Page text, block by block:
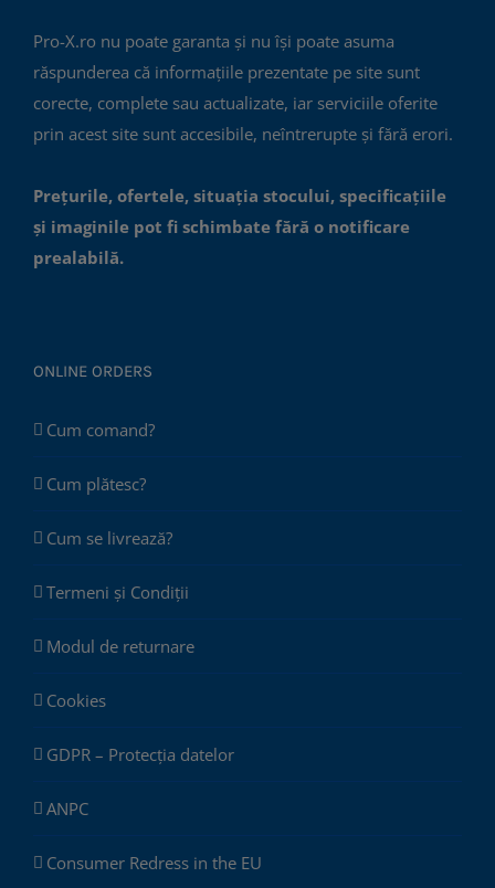
Pro-X.ro nu poate garanta și nu își poate asuma
răspunderea că informațiile prezentate pe site sunt
corecte, complete sau actualizate, iar serviciile oferite
prin acest site sunt accesibile, neîntrerupte și fără erori.
Prețurile, ofertele, situația stocului, specificațiile
și imaginile pot fi schimbate fără o notificare
prealabilă.
ONLINE ORDERS
Cum comand?
Cum plătesc?
Cum se livrează?
Termeni și Condiții
Modul de returnare
Cookies
GDPR – Protecția datelor
ANPC
Consumer Redress in the EU